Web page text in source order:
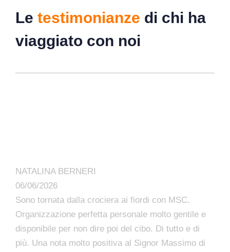
Le testimonianze di chi ha
viaggiato con noi
NATALINA BERNERI
06/06/2026
Sono tornata dalla crociera ai fiordi con MSC.
Organizzazione perfetta personale molto gentile e
disponibile per non dire poi del cibo. Di tutto e di
più. Una nota molto positiva al Signor Massimo di